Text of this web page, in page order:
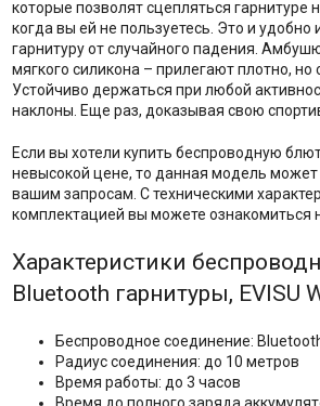
которые позволят сцепляться гарнитуре
когда вы ей не пользуетесь. Это и удобно
гарнитуру от случайного падения.
мягкого силикона – прилегают плотно, но
Устойчиво держаться при любой
наклоны. Еще раз, доказывая свою
Если вы хотели купить беспроводную
невысокой цене, то данная модель может
вашим запросам. С техническими
комплектацией вы можете ознакомиться
Характеристики
Bluetooth гарнитуры, EVISU
Беспроводное соединение:
Радиус соединения: до 10 метров
Время работы: до 3 часов